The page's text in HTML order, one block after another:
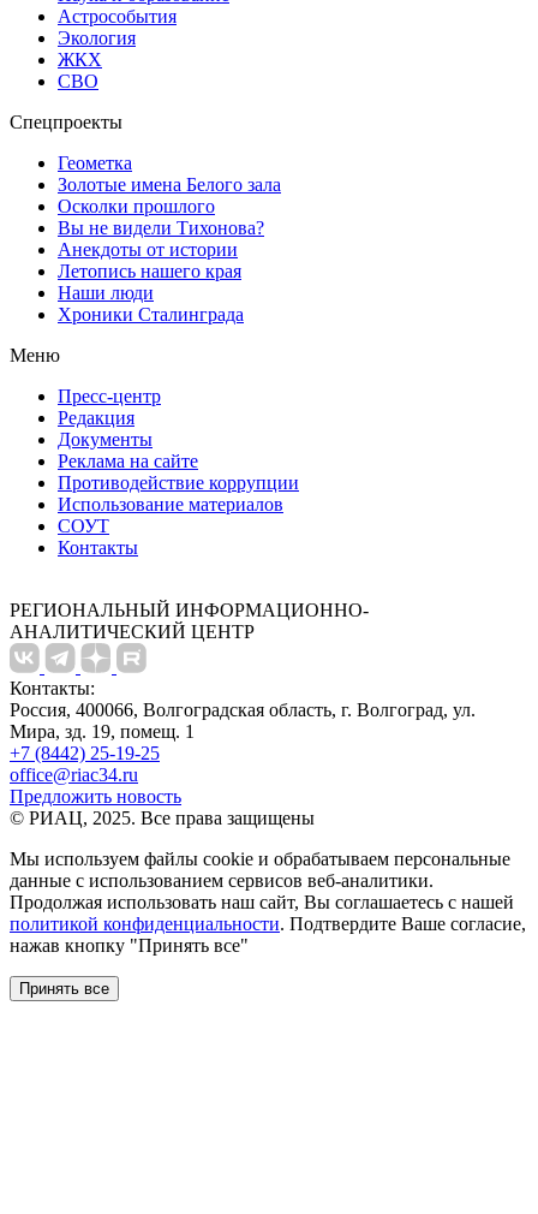
Астрособытия
Экология
ЖКХ
СВО
Спецпроекты
Геометка
Золотые имена Белого зала
Осколки прошлого
Вы не видели Тихонова?
Анекдоты от истории
Летопись нашего края
Наши люди
Хроники Сталинграда
Меню
Пресс-центр
Редакция
Документы
Реклама на сайте
Противодействие коррупции
Использование материалов
СОУТ
Контакты
РЕГИОНАЛЬНЫЙ ИНФОРМАЦИОННО-
АНАЛИТИЧЕСКИЙ ЦЕНТР
Контакты:
Россия, 400066, Волгоградская область, г. Волгоград, ул.
Мира, зд. 19, помещ. 1
+7 (8442) 25-19-25
office@riac34.ru
Предложить новость
© РИАЦ, 2025. Все права защищены
Мы используем файлы сookie и обрабатываем персональные
данные с использованием сервисов веб-аналитики.
Продолжая использовать наш сайт, Вы соглашаетесь с нашей
политикой конфиденциальности. Подтвердите Ваше согласие,
нажав кнопку "Принять все"
Принять все